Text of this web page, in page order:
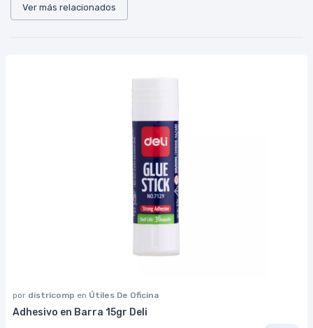
Ver más relacionados
por districomp en Útiles De Oficina
Adhesivo en Barra 15gr Deli